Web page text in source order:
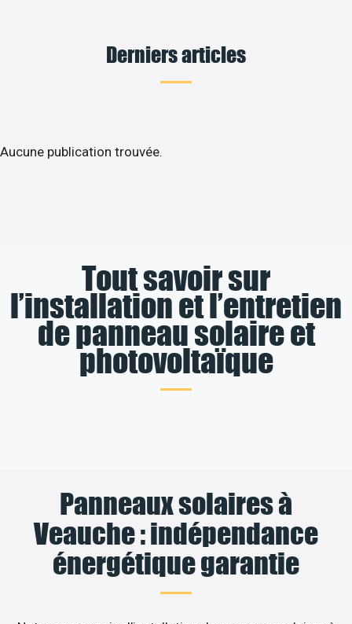
Derniers articles
Aucune publication trouvée.
Tout savoir sur
l’installation et l’entretien
de panneau solaire et
photovoltaïque
Panneaux solaires à
Veauche : indépendance
énergétique garantie